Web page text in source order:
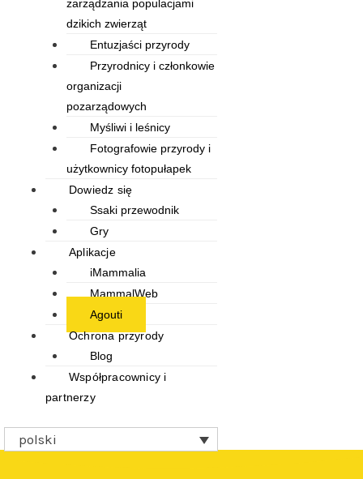
zarządzania populacjami
dzikich zwierząt
Entuzjaści przyrody
Przyrodnicy i członkowie
organizacji
pozarządowych
Myśliwi i leśnicy
Fotografowie przyrody i
użytkownicy fotopułapek
Dowiedz się
Ssaki przewodnik
Gry
Aplikacje
iMammalia
MammalWeb
Agouti
Ochrona przyrody
Blog
Współpracownicy i
partnerzy
polski